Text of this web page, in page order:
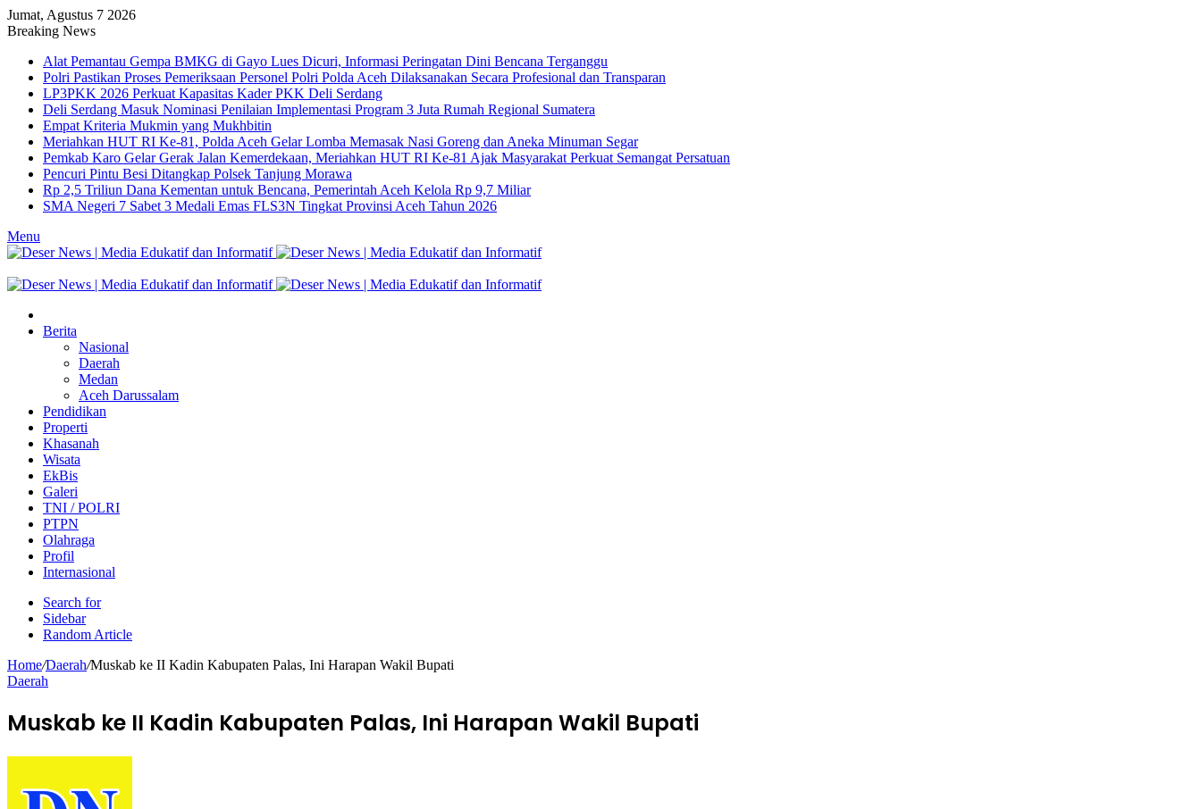
Jumat, Agustus 7 2026
Breaking News
Alat Pemantau Gempa BMKG di Gayo Lues Dicuri, Informasi Peringatan Dini Bencana Terganggu
Polri Pastikan Proses Pemeriksaan Personel Polri Polda Aceh Dilaksanakan Secara Profesional dan Transparan
LP3PKK 2026 Perkuat Kapasitas Kader PKK Deli Serdang
Deli Serdang Masuk Nominasi Penilaian Implementasi Program 3 Juta Rumah Regional Sumatera
Empat Kriteria Mukmin yang Mukhbitin
Meriahkan HUT RI Ke-81, Polda Aceh Gelar Lomba Memasak Nasi Goreng dan Aneka Minuman Segar
Pemkab Karo Gelar Gerak Jalan Kemerdekaan, Meriahkan HUT RI Ke-81 Ajak Masyarakat Perkuat Semangat Persatuan
Pencuri Pintu Besi Ditangkap Polsek Tanjung Morawa
Rp 2,5 Triliun Dana Kementan untuk Bencana, Pemerintah Aceh Kelola Rp 9,7 Miliar
SMA Negeri 7 Sabet 3 Medali Emas FLS3N Tingkat Provinsi Aceh Tahun 2026
Menu
Berita
Nasional
Daerah
Medan
Aceh Darussalam
Pendidikan
Properti
Khasanah
Wisata
EkBis
Galeri
TNI / POLRI
PTPN
Olahraga
Profil
Internasional
Search for
Sidebar
Random Article
Home/Daerah/Muskab ke II Kadin Kabupaten Palas, Ini Harapan Wakil Bupati
Daerah
Muskab ke II Kadin Kabupaten Palas, Ini Harapan Wakil Bupati